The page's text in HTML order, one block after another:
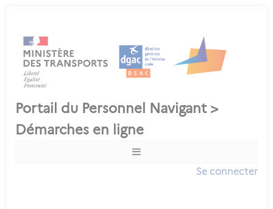
Se connecter